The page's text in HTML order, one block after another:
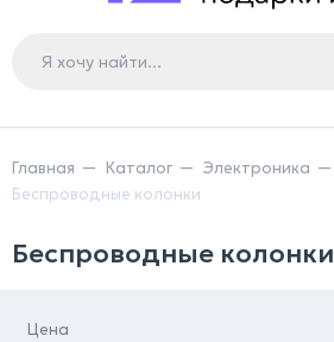
Главная Каталог
Электроника
Беспроводные колонки
Беспроводные колонки
Цена